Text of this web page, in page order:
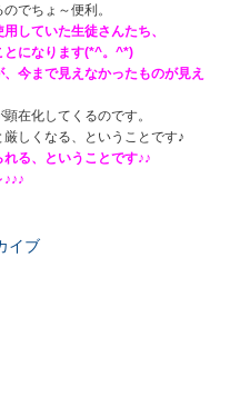
でちょ～便利。
していた生徒さんたち、
とになります(*^。^*)
今まで見えなかったものが見え
在化してくるのです。
しくなる、ということです♪
る、ということです♪♪
イブ